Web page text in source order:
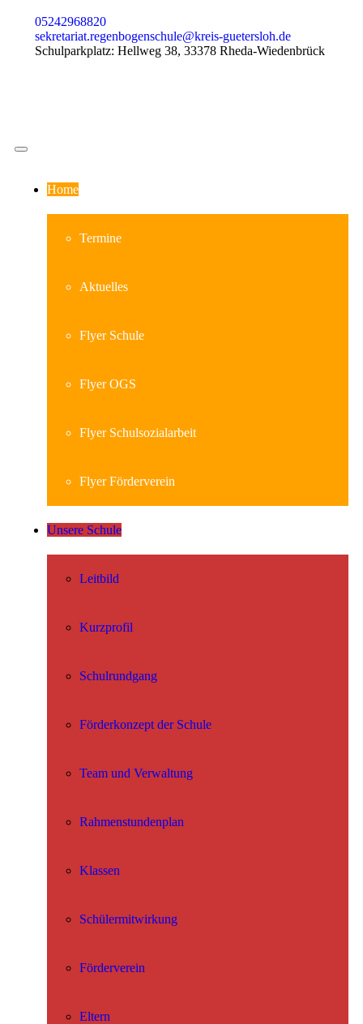
05242968820
sekretariat.regenbogenschule@kreis-guetersloh.de
Schulparkplatz: Hellweg 38, 33378 Rheda-Wiedenbrück
Home
Termine
Aktuelles
Flyer Schule
Flyer OGS
Flyer Schulsozialarbeit
Flyer Förderverein
Unsere Schule
Leitbild
Kurzprofil
Schulrundgang
Förderkonzept der Schule
Team und Verwaltung
Rahmenstundenplan
Klassen
Schülermitwirkung
Förderverein
Eltern